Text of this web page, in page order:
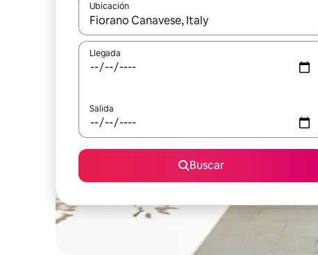
Ubicación
Cuando los resultados estén disponibles, navega
Llegada
Salida
Buscar